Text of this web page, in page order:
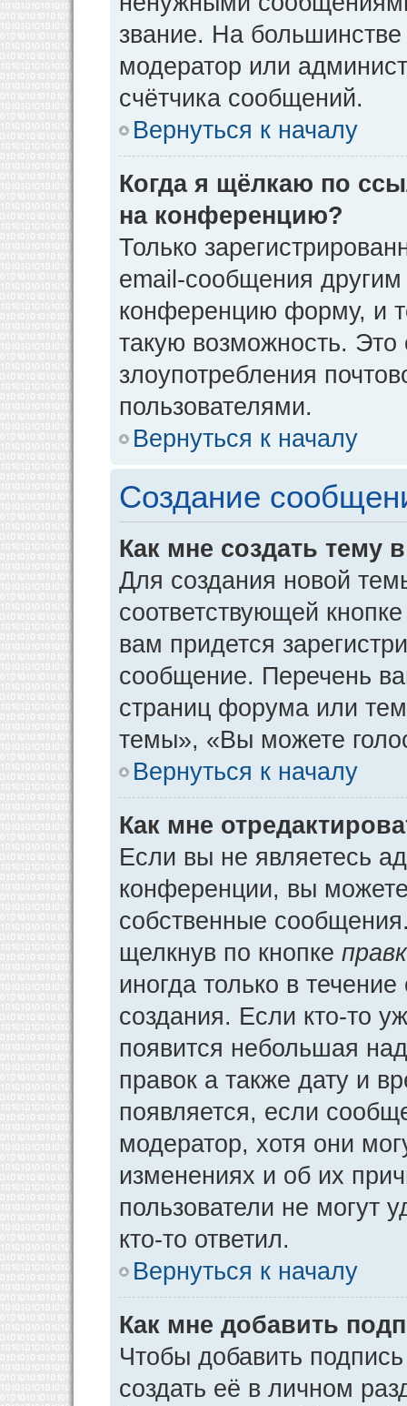
звание. На
модератор или
счётчика сообщений.
Вернуться к началу
Когда я щёлкаю по
на конференцию?
Только
email-сообщения
конференцию форму, и
такую возможность. Это
злоупотребления
пользователями.
Вернуться к началу
Создание
Как мне создать тему
Для создания новой
соответствующей
вам придется
сообщение. Перечень
страниц форума или
темы», «Вы можете
Вернуться к началу
Как мне
Если вы не являетесь
конференции, вы можете
собственные
щелкнув по кнопке
иногда только в
создания. Если кто-то
появится небольшая
правок а также дату и
появляется, если
модератор, хотя они
изменениях и об их
пользователи не могут
кто-то ответил.
Вернуться к началу
Как мне добавить
Чтобы добавить
создать её в личном